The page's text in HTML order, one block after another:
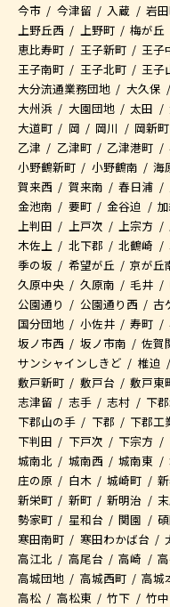
今市
今津留 入蔵 岩
上野丘西
上野町 梅が丘
恵比寿町
王子新町 王子
王子南町
王子北町 王子
大分流通業務団地
大久保
大州浜
大園団地 太田
大道町
岡 岡川 岡新町
乙津
乙津町 乙津港町
小野鶴新町
小野鶴南 海
賀来西
賀来南 春日浦
金池南
要町 金谷迫
上判田
上戸次 上宗方
木佐上
北下郡 北鶴崎
季の坂
希望が丘 京が丘
久原中央
久原南 毛井
公園通り
公園通り西 古
国分団地
小佐井 寿町
坂ノ市西
坂ノ市南 佐賀
サンシャインしきど
椎迫
敷戸新町
敷戸台 敷戸東
志津留
志手 志村 下
下郡山の手
下郡 下郡工
下判田
下戸次 下宗方
城南北
城南西 城南東
庄の原
白木 城崎町
新栄町
新町 新明治
勢家町
星和台 関園
寒田南町
寒田わかば台
高江北
高尾台 高崎
高城団地
高城西町 高城
高松
高松東 竹下 竹中